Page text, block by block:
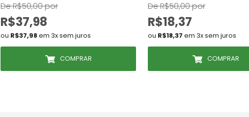
De R$50,00 por
R$37,98
ou R$37,98em 3x sem juros
COMPRAR
De R$50,00 por
R$18,37
ou R$18,37 em 3x sem juros
COMPRAR